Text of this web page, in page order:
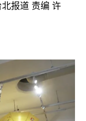
报道 责编 许